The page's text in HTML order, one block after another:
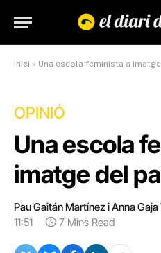
Inici » Una escola feminista a
OPINIÓ
Una escola
imatge del
Pau Gaitán Martínez i Anna Gaja
11:51
7 Mins Read